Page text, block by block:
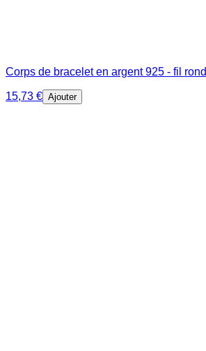
Corps de bracelet en argent 925 - fil rond
15,73 € Ajouter